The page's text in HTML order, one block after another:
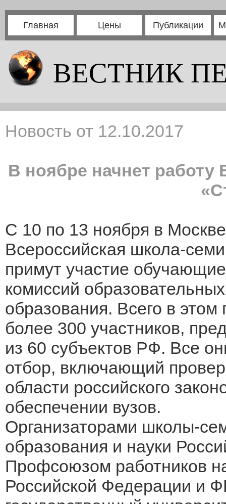
Главная Цены Публикации
ВЕСТНИК
Новость от 12.10.2017
В ноябре начнет работу
С 10 по 13 ноября в
Всероссийская школа-
примут участие
комиссий
образования. Всего в
более 300 участников,
из 60 субъектов РФ. Все
отбор, включающий
области российского
обеспечении вузов.
Организаторами школы-
образования и науки
Профсоюзом работников
Российской Федерации и